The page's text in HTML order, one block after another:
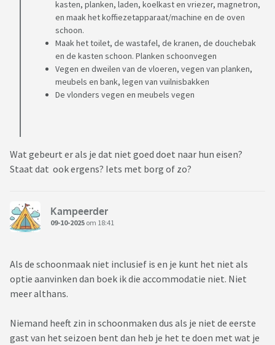
kasten, planken, laden, koelkast en vriezer, magnetron,
en maak het koffiezetapparaat/machine en de oven
schoon.
Maak het toilet, de wastafel, de kranen, de douchebak
en de kasten schoon. Planken schoonvegen
Vegen en dweilen van de vloeren, vegen van planken,
meubels en bank, legen van vuilnisbakken
De vlonders vegen en meubels vegen
Wat gebeurt er als je dat niet goed doet naar hun eisen?
Staat dat ook ergens? Iets met borg of zo?
Kampeerder
09-10-2025 om 18:41
Als de schoonmaak niet inclusief is en je kunt het niet als
optie aanvinken dan boek ik die accommodatie niet. Niet
meer althans.
Niemand heeft zin in schoonmaken dus als je niet de eerste
gast van het seizoen bent dan heb je het te doen met wat je